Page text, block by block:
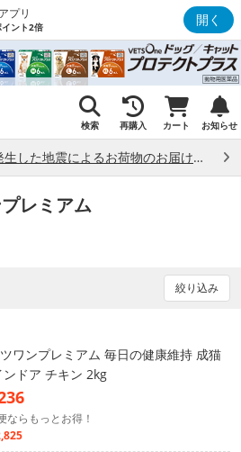
プリ
ント2倍 開く
検索 再購入 カート お知らせ
熊本県熊本地方で発生した地震によるお荷物のお届け状況について （7/28）
レミアム
絞り込み
ワンプレミアム 毎日の健康維持 成猫
ンドア チキン 2kg
ならもっとお得！